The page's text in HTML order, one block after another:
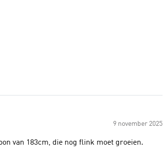
9 november 2025
van 183cm, die nog flink moet groeien.